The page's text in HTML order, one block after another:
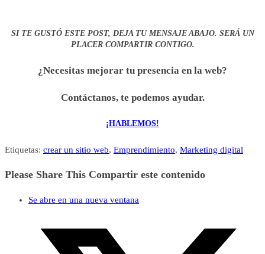
SI TE GUSTÓ ESTE POST, DEJA TU MENSAJE ABAJO. SERÁ UN
PLACER COMPARTIR CONTIGO.
¿Necesitas mejorar tu presencia en la web?
Contáctanos, te podemos ayudar.
¡HABLEMOS!
Etiquetas: crear un sitio web, Emprendimiento, Marketing digital
Please Share This Compartir este contenido
Se abre en una nueva ventana